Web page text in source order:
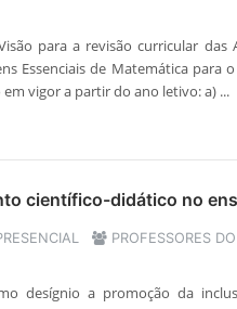
para a revisão curricular das
Essenciais de Matemática para
vigor a partir do ano letivo: a) ...
científico-didático no
PROFESSORES
desígnio a promoção da